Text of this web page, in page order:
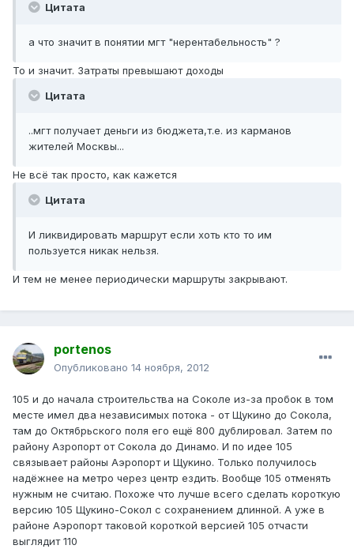
Цитата
а что значит в понятии мгт "нерентабельность" ?
То и значит. Затраты превышают доходы
Цитата
..мгт получает деньги из бюджета,т.е. из карманов
жителей Москвы...
Не всё так просто, как кажется
Цитата
И ликвидировать маршрут если хоть кто то им
пользуется никак нельзя.
И тем не менее периодически маршруты закрывают.
portenos
Опубликовано 14 ноября, 2012
105 и до начала строительства на Соколе из-за пробок в том
месте имел два независимых потока - от Щукино до Сокола,
там до Октябрьского поля его ещё 800 дублировал. Затем по
району Азропорт от Сокола до Динамо. И по идее 105
связывает районы Аэропорт и Щукино. Только получилось
надёжнее на метро через центр ездить. Вообще 105 отменять
нужным не считаю. Похоже что лучше всего сделать короткую
версию 105 Щукино-Сокол с сохранением длинной. А уже в
районе Аэропорт таковой короткой версией 105 отчасти
выглядит 110